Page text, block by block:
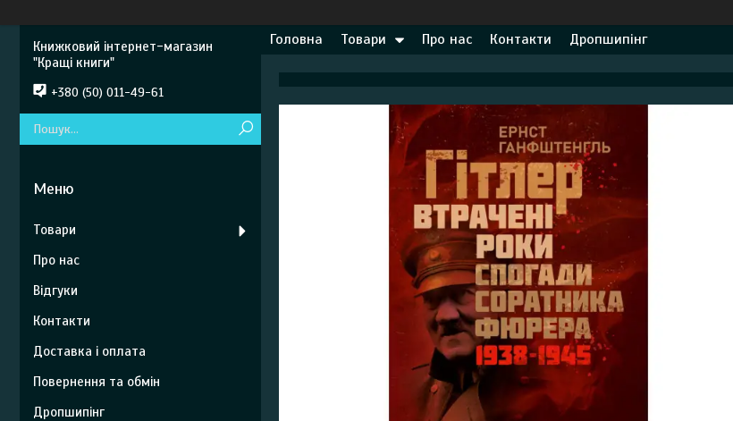
Головна Товари Про нас Контакти Дропшипінг
Книжковий інтернет-магазин
"Кращі книги"
+380 (50) 011-49-61
Товари
Про нас
Відгуки
Контакти
Доставка і оплата
Повернення та обмін
Дропшипінг